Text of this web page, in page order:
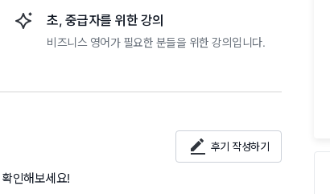
초, 중급자를 위한 강의
비즈니스 영어가 필요한 분들을 위한 강의입니다.
후기 작성하기
인해보세요!